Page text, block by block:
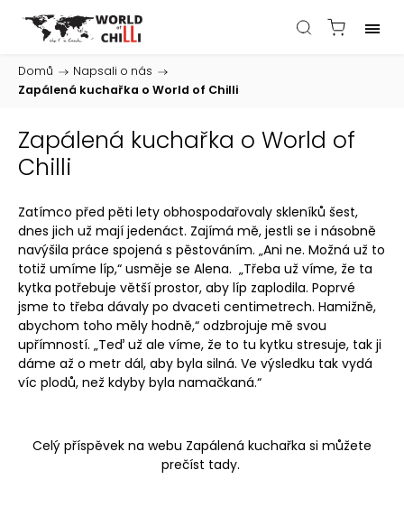
Domů / Napsali o nás /
Zapálená kuchařka o World of Chilli
Zapálená kuchařka o World of
Chilli
Zatímco před pěti lety obhospodařovaly skleníků šest,
dnes jich už mají jedenáct. Zajímá mě, jestli se i násobně
navýšila práce spojená s pěstováním. „Ani ne. Možná už to
totiž umíme líp,“ usměje se Alena. „Třeba už víme, že ta
kytka potřebuje větší prostor, aby líp zaplodila. Poprvé
jsme to třeba dávaly po dvaceti centimetrech. Hamižně,
abychom toho měly hodně,“ odzbrojuje mě svou
upřímností. „Teď už ale víme, že to tu kytku stresuje, tak ji
dáme až o metr dál, aby byla silná. Ve výsledku tak vydá
víc plodů, než kdyby byla namačkaná.“
Celý příspěvek na webu Zapálená kuchařka si můžete
prečíst tady.